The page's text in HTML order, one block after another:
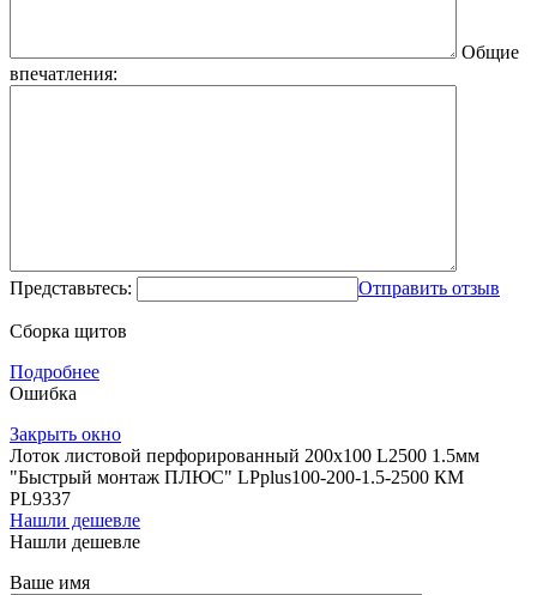
Общие
впечатления:
Представьтесь: Отправить отзыв
Сборка щитов
Подробнее
Ошибка
Закрыть окно
Лоток листовой перфорированный 200х100 L2500 1.5мм
"Быстрый монтаж ПЛЮС" LPplus100-200-1.5-2500 КМ
PL9337
Нашли дешевле
Нашли дешевле
Ваше имя